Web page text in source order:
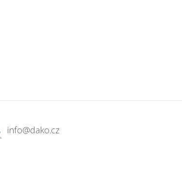
info@dako.cz